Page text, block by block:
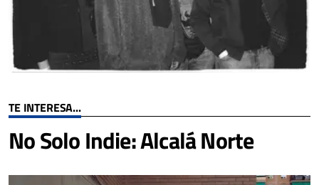
TE INTERESA...
No Solo Indie: Alcalá Norte